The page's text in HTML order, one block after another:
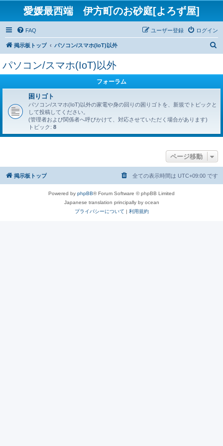
愛媛最西端 伊方町のお砂庭[よろず屋]
FAQ ログイン
ユーザー登録
掲示板トップ パソコン/スマホ(IoT)以外
パソコン/スマホ(IoT)以外
フォーラム
困りゴト
パソコン/スマホ(IoT)以外の家電や身の回りの困りゴトを、新規でトピックと
して投稿してください。
(管理者および関係者へ呼びかけて、対応させていただく場合があります)
トピック: 8
ページ移動
掲示板トップ 全ての表示時間は UTC+09:00 です
Powered by phpBB® Forum Software © phpBB Limited
Japanese translation principally by ocean
プライバシーについて | 利用規約